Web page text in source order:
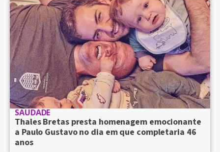
SAUDADE
Thales Bretas presta homenagem emocionante
a Paulo Gustavo no dia em que completaria 46
anos